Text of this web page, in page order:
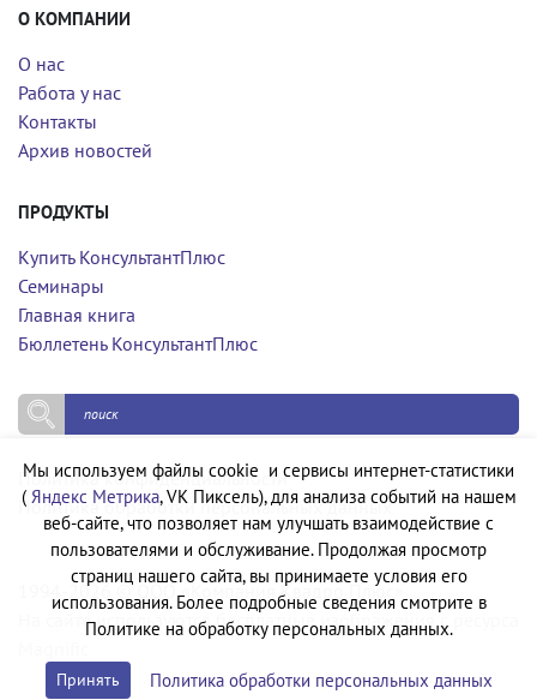
О КОМПАНИИ
О нас
Работа у нас
Контакты
Архив новостей
ПРОДУКТЫ
Купить КонсультантПлюс
Семинары
Главная книга
Бюллетень КонсультантПлюс
Политика конфиденциальности
Политика обработки персональных данных
1994-2026 © ООО «Компания Квадро Плюс»
На сайте используются бесплатные изображения с ресурса
Мы используем файлы cookie и сервисы интернет-статистики
( Яндекс Метрика, VK Пиксель), для анализа событий на нашем
веб-сайте, что позволяет нам улучшать взаимодействие с
пользователями и обслуживание. Продолжая просмотр
страниц нашего сайта, вы принимаете условия его
использования. Более подробные сведения смотрите в
Политике на обработку персональных данных.
Принять Политика обработки персональных данных